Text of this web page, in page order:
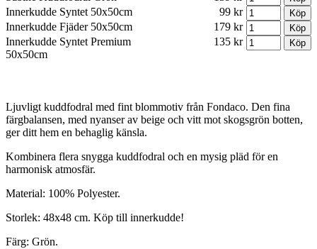
Innerkudde Syntet 50x50cm
99 kr
Innerkudde Fjäder 50x50cm
179 kr
Innerkudde Syntet Premium
50x50cm
135 kr
Ljuvligt kuddfodral med fint blommotiv från Fondaco. Den fina
färgbalansen, med nyanser av beige och vitt mot skogsgrön botten,
ger ditt hem en behaglig känsla.
Kombinera flera snygga kuddfodral och en mysig pläd för en
harmonisk atmosfär.
Material: 100% Polyester.
Storlek: 48x48 cm. Köp till innerkudde!
Färg: Grön.